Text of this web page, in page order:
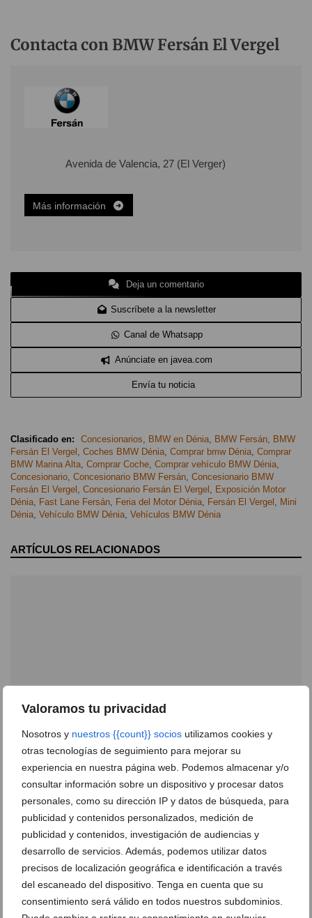
Valoramos tu privacidad
Nosotros y nuestros {{count}} socios utilizamos cookies y
otras tecnologías de seguimiento para mejorar su
experiencia en nuestra página web. Podemos almacenar y/o
consultar información sobre un dispositivo y procesar datos
personales, como su dirección IP y datos de búsqueda, para
publicidad y contenidos personalizados, medición de
publicidad y contenidos, investigación de audiencias y
desarrollo de servicios. Además, podemos utilizar datos
precisos de localización geográfica e identificación a través
del escaneado del dispositivo. Tenga en cuenta que su
consentimiento será válido en todos nuestros subdominios.
Contacta con BMW Fersán El Vergel
Avenida de Valencia, 27 (El Verger)
Más información
Deja un comentario
Suscríbete a la newsletter
Canal de Whatsapp
Anúnciate en javea.com
Envía tu noticia
Clasificado en: Concesionarios, BMW en Dénia, BMW Fersán, BMW
Fersán El Vergel , Coches BMW Dénia, Comprar bmw Dénia, Comprar
BMW Marina Alta, Comprar Coche, Comprar vehículo BMW Dénia,
Concesionario, Concesionario BMW Fersán, Concesionario BMW
Fersán El Vergel , Concesionario Fersán El Vergel , Exposición Motor
Dénia, Fast Lane Fersán, Feria del Motor Dénia, Fersán El Vergel , Mini
Dénia, Vehículo BMW Dénia, Vehículos BMW Dénia
ARTÍCULOS RELACIONADOS
Los 5 mejores coches para irte de vacaciones este
verano
29 de junio de 2026